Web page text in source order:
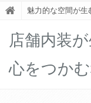
魅力的な空間が生
店舗内装
心をつか